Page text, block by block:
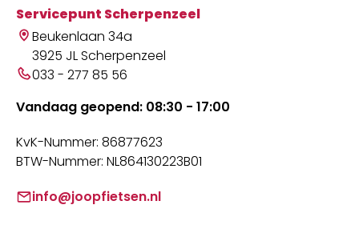
Servicepunt Scherpenzeel
Beukenlaan 34a
3925 JL Scherpenzeel
033 - 277 85 56
Vandaag geopend: 08:30 - 17:00
KvK-Nummer: 86877623
BTW-Nummer: NL864130223B01
info@joopfietsen.nl